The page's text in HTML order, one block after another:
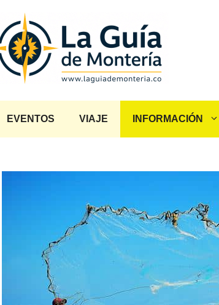
EVENTOS VIAJE INFORMACIÓN